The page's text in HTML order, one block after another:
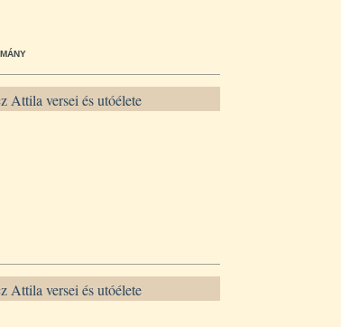
Attila versei és utóélete
Attila versei és utóélete